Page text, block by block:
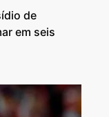
de
em seis